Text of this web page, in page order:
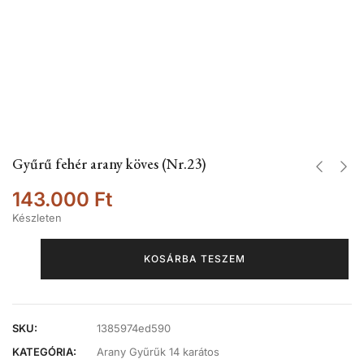
Gyűrű fehér arany köves (Nr.23)
143.000 Ft
Készleten
KOSÁRBA TESZEM
SKU:
1385974ed590
KATEGÓRIA:
Arany Gyűrűk 14 karátos